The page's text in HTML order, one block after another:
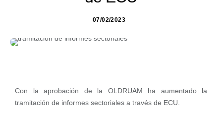
07/02/2023
Con la aprobación de la OLDRUAM ha aumentado la
tramitación de informes sectoriales a través de ECU.